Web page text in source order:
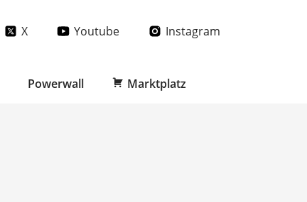
X Youtube Instagram
Powerwall Marktplatz